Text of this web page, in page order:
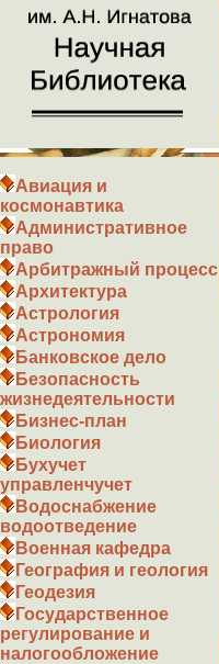
Авиация и
космонавтика
Административное
право
Арбитражный процесс
Архитектура
Астрология
Астрономия
Банковское дело
Безопасность
жизнедеятельности
Бизнес-план
Биология
Бухучет
управленчучет
Водоснабжение
водоотведение
Военная кафедра
География и геология
Геодезия
Государственное
регулирование и
налогообложение